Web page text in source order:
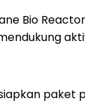
Bio